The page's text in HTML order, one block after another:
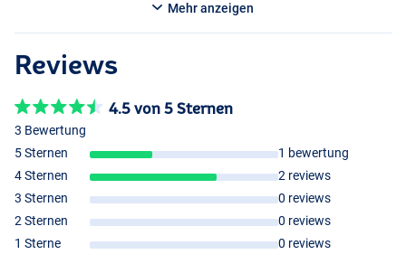
Roach
Mehr anzeigen
Reviews
4.5 von 5 Sternen
3 Bewertung
5 Sternen
1 bewertung
4 Sternen
2 reviews
3 Sternen
0 reviews
2 Sternen
0 reviews
1 Sterne
0 reviews